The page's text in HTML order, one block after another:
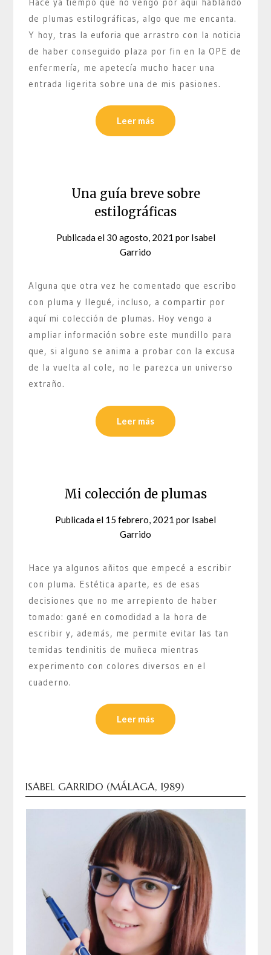
de plumas estilográficas, algo que me encanta.
Y hoy, tras la euforia que arrastro con la noticia
de haber conseguido plaza por fin en la OPE de
enfermería, me apetecía mucho hacer una
entrada ligerita sobre una de mis pasiones.
Leer más
Una guía breve sobre
estilográficas
Publicada el 30 agosto, 2021 por Isabel
Garrido
Alguna que otra vez he comentado que escribo
con pluma y llegué, incluso, a compartir por
aquí mi colección de plumas. Hoy vengo a
ampliar información sobre este mundillo para
que, si alguno se anima a probar con la excusa
de la vuelta al cole, no le parezca un universo
extraño.
Leer más
Mi colección de plumas
Publicada el 15 febrero, 2021 por Isabel
Garrido
Hace ya algunos añitos que empecé a escribir
con pluma. Estética aparte, es de esas
decisiones que no me arrepiento de haber
tomado: gané en comodidad a la hora de
escribir y, además, me permite evitar las tan
temidas tendinitis de muñeca mientras
experimento con colores diversos en el
cuaderno.
Leer más
ISABEL GARRIDO (MÁLAGA, 1989)